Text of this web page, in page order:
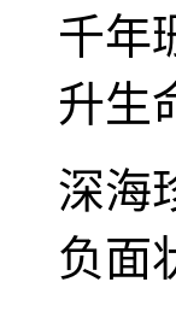
千年
升生
深海
负面